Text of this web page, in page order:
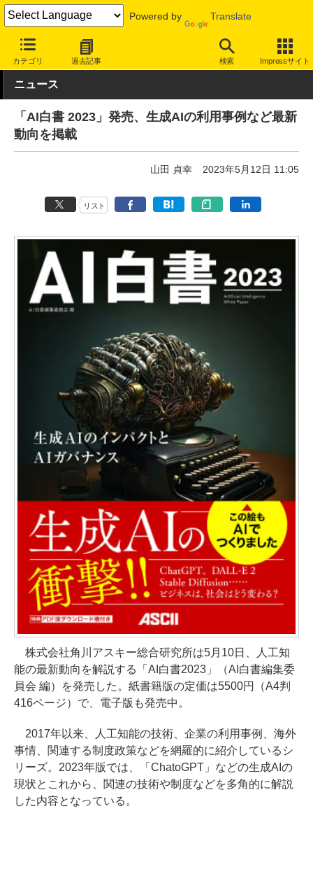
Powered by Translate
カテゴリ 過去記事 検索 Impressサイト
INTERNET Watch トピック
ニュース
「AI白書 2023」発売、生成AIの利用事例など最新
動向を掲載
山田 貞幸 2023年5月12日 11:05
リスト
株式会社角川アスキー総合研究所は5月10日、人工知
能の最新動向を解説する「AI白書2023」（AI白書編集委
員会 編）を発売した。紙書籍版の定価は5500円（A4判
416ページ）で、電子版も発売中。
2017年以来、人工知能の技術、企業の利用事例、海外
事情、関連する制度政策などを網羅的に紹介しているシ
リーズ。2023年版では、「ChatoGPT」などの生成AIの
現状とこれから、関連の技術や制度などを多角的に解説
した内容となっている。